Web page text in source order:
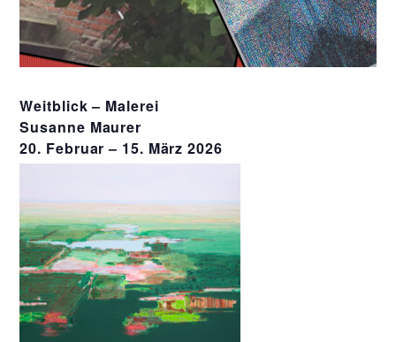
Weitblick – Malerei
Susanne Maurer
20. Februar – 15. März 2026